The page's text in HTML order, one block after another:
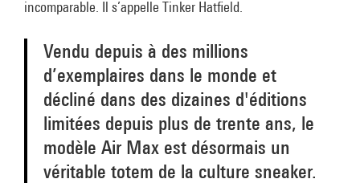
incomparable. Il s’appelle Tinker Hatfield.
Vendu depuis à des millions
d’exemplaires dans le monde et
décliné dans des dizaines d'éditions
limitées depuis plus de trente ans, le
modèle Air Max est désormais un
véritable totem de la culture sneaker.